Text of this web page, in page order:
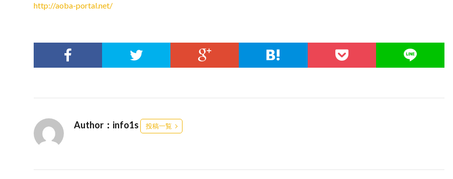
http://aoba-portal.net/
Author：info1s 投稿一覧